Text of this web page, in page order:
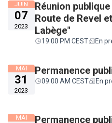
JUIN
07
2023
Réunion
Route de Revel
Labège"
19:00 PM CEST En
MAI
31
2023
Permanence
09:00 AM CEST En
MAI Permanence